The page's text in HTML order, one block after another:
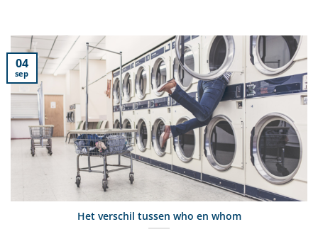
Het verschil tussen who en whom
04
sep